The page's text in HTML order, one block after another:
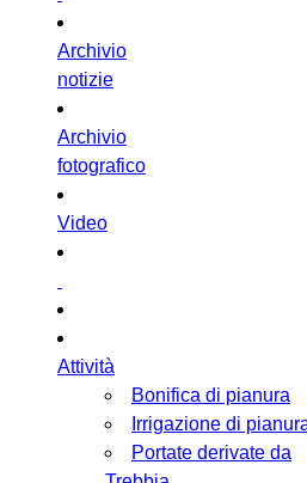
Archivio
notizie
Archivio
fotografico
Video
Attività
Bonifica di pianura
Irrigazione di
Portate derivate da